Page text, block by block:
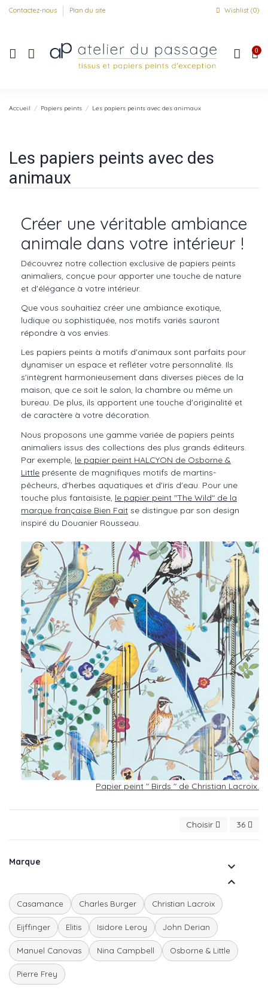
Contactez-nous Plan du site Wishlist (0)
0
Accueil Papiers peints Les papiers peints avec des animaux
Les papiers peints avec des
animaux
Créer une véritable ambiance
animale dans votre intérieur !
Découvrez notre collection exclusive de papiers peints
animaliers, conçue pour apporter une touche de nature
et d'élégance à votre intérieur.
Que vous souhaitiez créer une ambiance exotique,
ludique ou sophistiquée, nos motifs variés sauront
répondre à vos envies.
Les papiers peints à motifs d'animaux sont parfaits pour
dynamiser un espace et refléter votre personnalité. Ils
s'intègrent harmonieusement dans diverses pièces de la
maison, que ce soit le salon, la chambre ou même un
bureau. De plus, ils apportent une touche d'originalité et
de caractère à votre décoration.
Nous proposons une gamme variée de papiers peints
animaliers issus des collections des plus grands éditeurs.
Par exemple, le papier peint HALCYON de Osborne &
Little présente de magnifiques motifs de martins-
pêcheurs, d'herbes aquatiques et d'iris d'eau. Pour une
touche plus fantaisiste, le papier peint "The Wild" de la
marque française Bien Fait se distingue par son design
inspiré du Douanier Rousseau.
Papier peint " Birds " de Christian Lacroix.
Choisir 36
Marque


Casamance Charles Burger Christian Lacroix
Eijffinger Elitis Isidore Leroy John Derian
Manuel Canovas Nina Campbell Osborne & Little
Pierre Frey